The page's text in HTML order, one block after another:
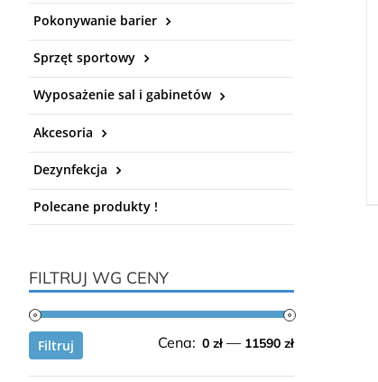
Pokonywanie barier
Sprzęt sportowy
Wyposażenie sal i gabinetów
Akcesoria
Dezynfekcja
Polecane produkty !
FILTRUJ WG CENY
Cena
Cena
Filtruj Cena: 0 zł — 11590 zł